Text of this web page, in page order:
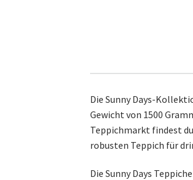
Die Sunny Days-
Gewicht von 1500
Teppichmarkt findest
robusten Teppich für
Die Sunny Days